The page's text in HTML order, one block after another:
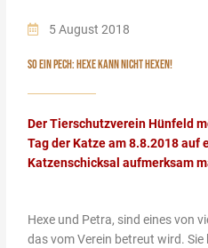
5 August 2018
SO EIN PECH: HEXE KANN NICHT HEXEN!
Der Tierschutzverein Hünfeld
Tag der Katze am 8.8.2018 auf
Katzenschicksal aufmerksam
Hexe und Petra, sind eines von
das vom Verein betreut wird.